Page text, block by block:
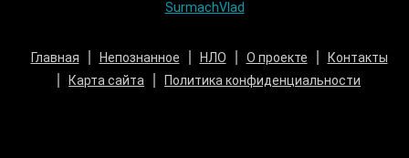
SurmachVlad
Главная Непознанное НЛО О проекте
Контакты
Карта сайта
Политика конфиденциальности